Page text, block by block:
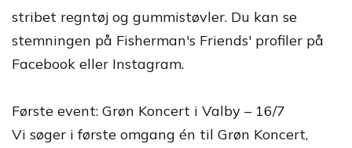
stribet regntøj og gummistøvler. Du kan se
stemningen på Fisherman's Friends' profiler på
Facebook eller Instagram.
Første event: Grøn Koncert i Valby – 16/7
Vi søger i første omgang én til Grøn Koncert,